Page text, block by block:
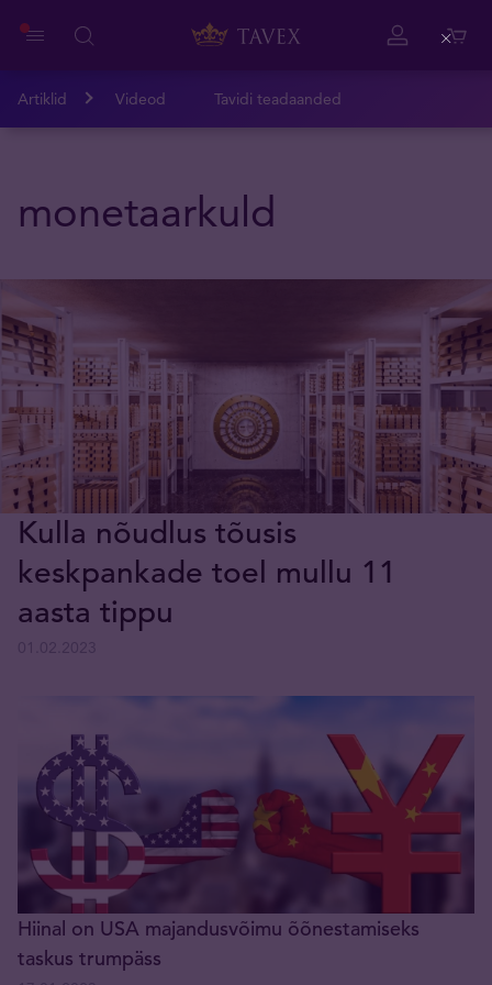
Artiklid Videod Tavidi teadaanded
monetaarkuld
Kulla nõudlus tõusis
keskpankade toel mullu 11
aasta tippu
Hiinal on USA majandusvõimu õõnestamiseks
taskus trumpäss
Close